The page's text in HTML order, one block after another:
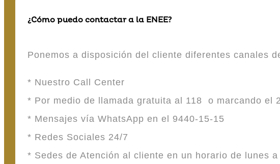
¿Cómo puedo contactar a la ENEE?
Ponemos a disposición del cliente diferentes canales
* Nuestro Call Center
* Por medio de llamada gratuita al 118 o marcando el
* Mensajes vía WhatsApp en el 9440-15-15
* Redes Sociales 24/7
* Sedes de Atención al cliente en un horario de lunes